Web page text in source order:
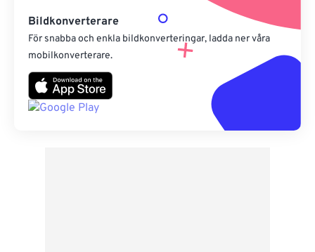
Bildkonverterare
För snabba och enkla bildkonverteringar, ladda ner våra
mobilkonverterare.